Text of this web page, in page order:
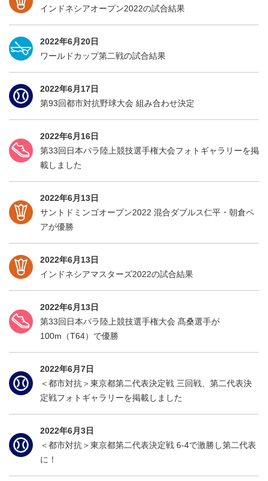
インドネシアオープン2022の試合結果
2022年6月20日
ワールドカップ第二戦の試合結果
2022年6月17日
第93回都市対抗野球大会 組み合わせ決定
2022年6月16日
第33回日本パラ陸上競技選手権大会フォトギャラリーを掲
載しました
2022年6月13日
サントドミンゴオープン2022 混合ダブルス仁平・朝倉ペ
アが優勝
2022年6月13日
インドネシアマスターズ2022の試合結果
2022年6月13日
第33回日本パラ陸上競技選手権大会 髙桑選手が
100m（T64）で優勝
2022年6月7日
＜都市対抗＞東京都第二代表決定戦 三回戦、第二代表決
定戦フォトギャラリーを掲載しました
2022年6月3日
＜都市対抗＞東京都第二代表決定戦 6-4で激勝し第二代表
に！